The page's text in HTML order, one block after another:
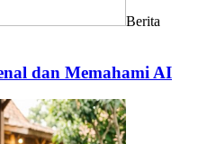
Berita
dan Memahami AI